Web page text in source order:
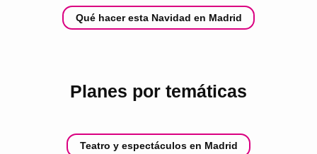
Qué hacer esta Navidad en Madrid
Planes por temáticas
Teatro y espectáculos en Madrid